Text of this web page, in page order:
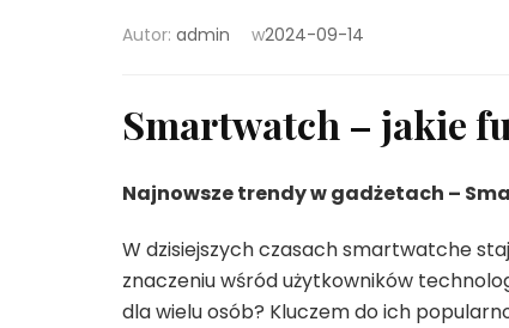
Autor: admin w2024-09-14
Smartwatch – jakie
Najnowsze trendy w gadżetach –
W dzisiejszych czasach smartwatche
znaczeniu wśród użytkowników
dla wielu osób? Kluczem do ich